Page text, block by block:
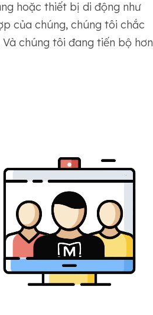
hoặc thiết bị di động như
của chúng, chúng tôi chắc
chúng tôi đang tiến bộ hơn